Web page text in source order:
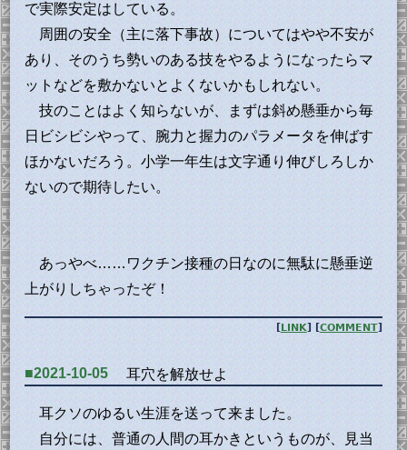
で実際安定はしている。
周囲の安全（主に落下事故）についてはやや不安が
あり、そのうち勢いのある技をやるようになったらマ
ットなどを敷かないとよくないかもしれない。
技のことはよく知らないが、まずは斜め懸垂から毎
日ビシビシやって、腕力と握力のパラメータを伸ばす
ほかないだろう。小学一年生は文字通り伸びしろしか
ないので期待したい。
あっやべ……ワクチン接種の日なのに無駄に懸垂逆
上がりしちゃったぞ！
LINK] [ COMMENT]
■2021-10-05 耳穴を解放せよ
耳クソのゆるい生涯を送って来ました。
自分には、普通の人間の耳かきというものが、見当